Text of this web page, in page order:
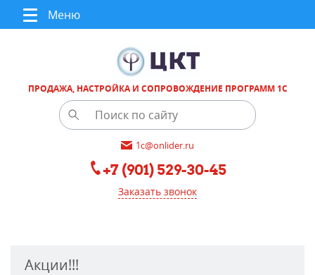
Меню
ПРОДАЖА, НАСТРОЙКА И СОПРОВОЖДЕНИЕ ПРОГРАММ 1С
1c@onlider.ru
+7 (901) 529-30-45
Заказать звонок
Акции!!!